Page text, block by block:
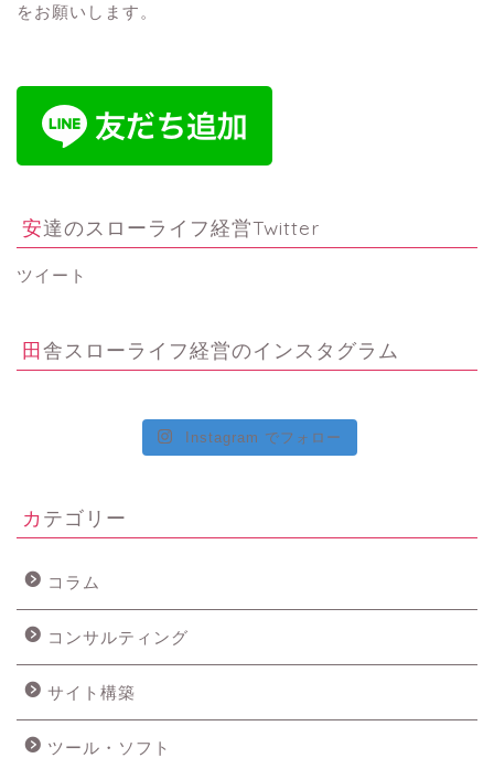
をお願いします。
安達のスローライフ経営Twitter
ツイート
田舎スローライフ経営のインスタグラム
Instagram でフォロー
カテゴリー
コラム
コンサルティング
サイト構築
ツール・ソフト